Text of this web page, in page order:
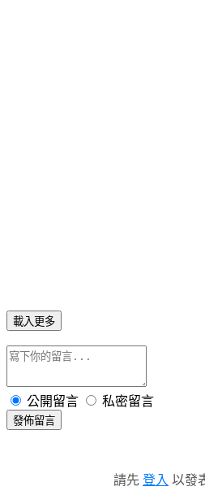
載入更多
公開留言 私密留言
發佈留言
請先 登入 以發